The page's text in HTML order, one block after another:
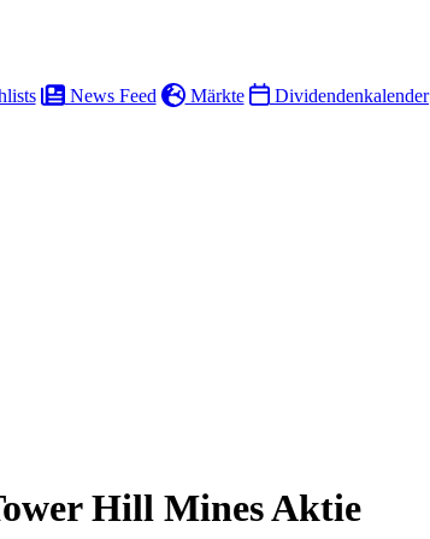
News Feed Märkte Dividendenkalender
Hill Mines Aktie